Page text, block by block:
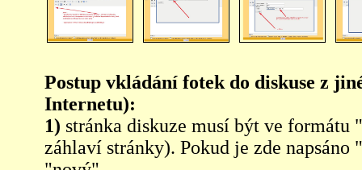
Postup vkládání fotek do diskuse z
Internetu):
1) stránka diskuze musí být ve
záhlaví stránky). Pokud je zde